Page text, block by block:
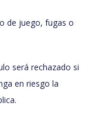
de juego, fugas o
será rechazado si
en riesgo la